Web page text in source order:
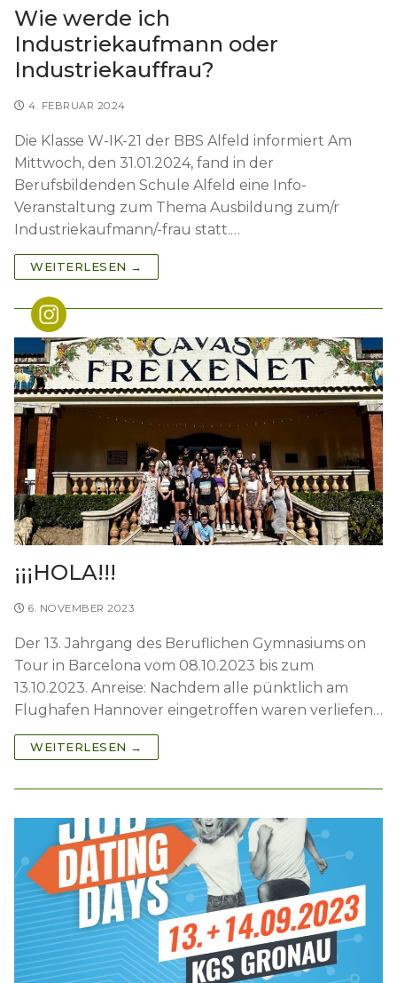
Wie werde ich
Industriekaufmann oder
Industriekauffrau?
4. FEBRUAR 2024
Die Klasse W-IK-21 der BBS Alfeld informiert Am
Mittwoch, den 31.01.2024, fand in der
Berufsbildenden Schule Alfeld eine Info-
Veranstaltung zum Thema Ausbildung zum/r
Industriekaufmann/-frau statt.…
WEITERLESEN →
¡¡¡HOLA!!!
6. NOVEMBER 2023
Der 13. Jahrgang des Beruflichen Gymnasiums on
Tour in Barcelona vom 08.10.2023 bis zum
13.10.2023. Anreise: Nachdem alle pünktlich am
Flughafen Hannover eingetroffen waren verliefen…
WEITERLESEN →